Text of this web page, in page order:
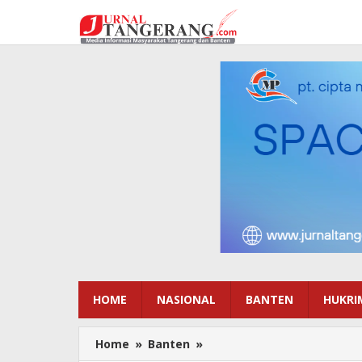
konten
HOME NASIONAL BANTEN
Home » Banten »